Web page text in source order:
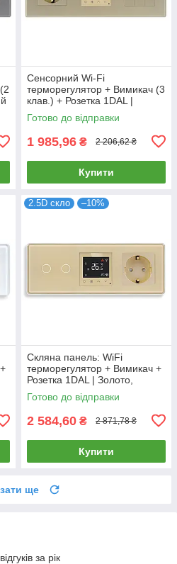
Сенсорний Wi-Fi
терморегулятор + Вимикач (3
клав.) + Розетка 1DAL |
Золото (P228-SW3G-TR.WF-
ST.GD)
Готово до відправки
1 985,96 ₴ 2 206,62 ₴
Купити
2.5D скло –10%
Скляна панель: WiFi
терморегулятор + Вимикач +
Розетка 1DAL | Золото,
(G228D-SW2G-TR.WF-
ST.GD)
Готово до відправки
2 584,60 ₴ 2 871,78 ₴
Купити
ще
за рік